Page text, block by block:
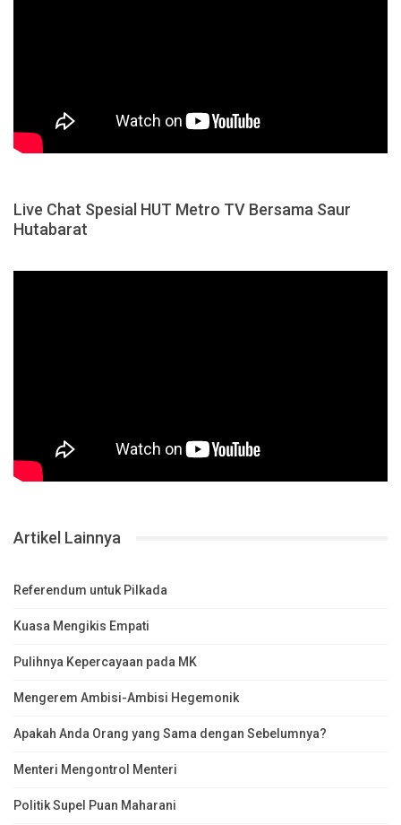
Live Chat Spesial HUT Metro TV Bersama Saur
Hutabarat
Artikel Lainnya
Referendum untuk Pilkada
Kuasa Mengikis Empati
Pulihnya Kepercayaan pada MK
Mengerem Ambisi-Ambisi Hegemonik
Apakah Anda Orang yang Sama dengan Sebelumnya?
Menteri Mengontrol Menteri
Politik Supel Puan Maharani